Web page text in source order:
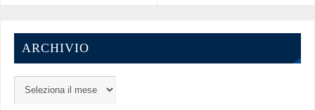
ARCHIVIO